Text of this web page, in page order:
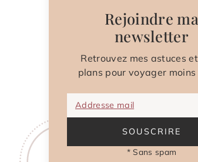
Rejoindre ma
newsletter
Retrouvez mes astuces
plans pour voyager moins
Addresse mail
SOUSCRIRE
* Sans spam